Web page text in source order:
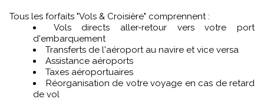
Tous les forfaits "Vols & Croisière" comprennent :
Vols directs aller-retour vers votre port
d'embarquement
Transferts de l'aéroport au navire et vice versa
Assistance aéroports
Taxes aéroportuaires
Réorganisation de votre voyage en cas de retard
de vol